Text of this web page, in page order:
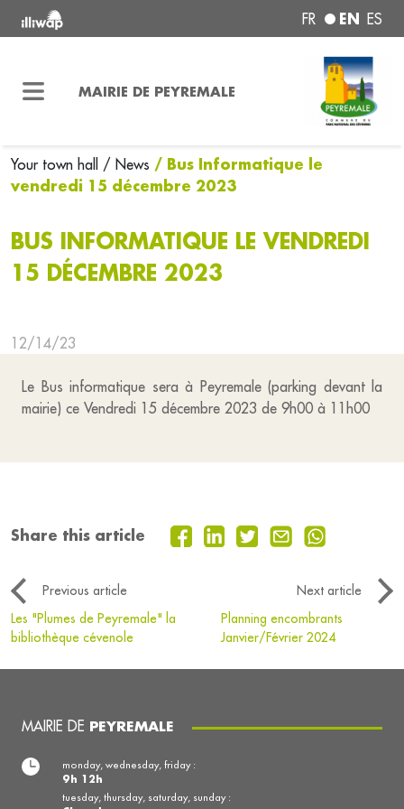
FR EN ES
MAIRIE DE PEYREMALE
Your town hall / News / Bus Informatique le
vendredi 15 décembre 2023
BUS INFORMATIQUE LE VENDREDI
15 DÉCEMBRE 2023
12/14/23
Le Bus informatique sera à Peyremale (parking devant la
mairie) ce Vendredi 15 décembre 2023 de 9h00 à 11h00
Share this article
Previous article
Next article
Les "Plumes de Peyremale" la
bibliothèque cévenole
Planning encombrants
Janvier/Février 2024
MAIRIE DE PEYREMALE
monday, wednesday, friday :
9h 12h
tuesday, thursday, saturday, sunday :